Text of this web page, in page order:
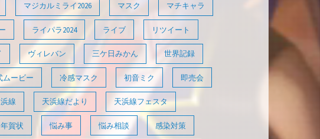
マジカルミライ2026 マスク マチキャラ
ライパラ2024 ライブ リツイート
ヴィレバン 三ケ日みかん 世界記録
ムービー 冷感マスク 初音ミク 即売会
線 天浜線だより 天浜線フェスタ
年賀状 悩み事 悩み相談 感染対策